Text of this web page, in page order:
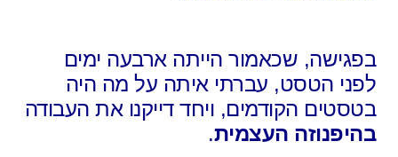
בפגישה, שכאמור הייתה ארבעה ימים
לפני הטסט, עברתי איתה על מה היה
בטסטים הקודמים, ויחד דייקנו את העבודה
בהיפנוזה העצמית.